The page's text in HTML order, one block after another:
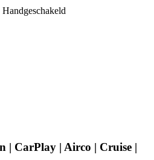
| CarPlay | Airco | Cruise |